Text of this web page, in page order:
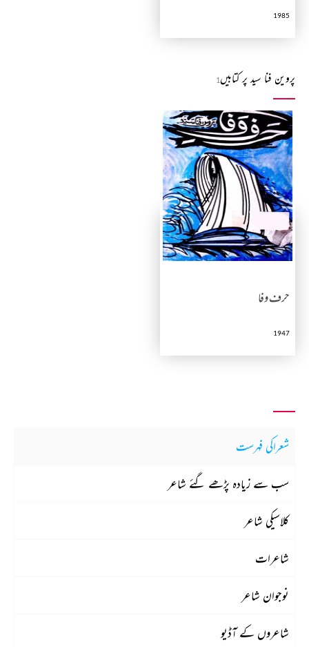
1985
پروین فنا سید پر کتابیں1
حرف وفا
1947
شعراکی فہرست
سب سے زیادہ پڑھے گئے شاعر
کلاسیکی شاعر
شاعرات
نوجوان شاعر
شاعروں کے آڈیو